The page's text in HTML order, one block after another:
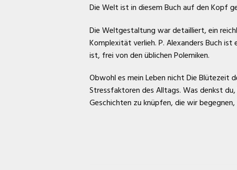
Die Welt ist in diesem Buch auf den Kopf
Die Weltgestaltung war detailliert, ein
Komplexität verlieh. P. Alexanders Buch
ist, frei von den üblichen Polemiken.
Obwohl es mein Leben nicht Die Blütezeit
Stressfaktoren des Alltags. Was denkst
Geschichten zu knüpfen, die wir